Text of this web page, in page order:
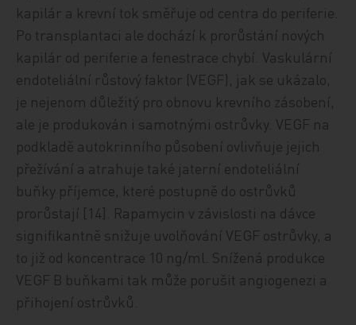
kapilár a krevní tok směřuje od centra do periferie.
Po transplantaci ale dochází k prorůstání nových
kapilár od periferie a fenestrace chybí. Vaskulární
endoteliální růstový faktor (VEGF), jak se ukázalo,
je nejenom důležitý pro obnovu krevního zásobení,
ale je produkován i samotnými ostrůvky. VEGF na
podkladě autokrinního působení ovlivňuje jejich
přežívání a atrahuje také jaterní endoteliální
buňky příjemce, které postupně do ostrůvků
prorůstají [14]. Rapamycin v závislosti na dávce
signifikantně snižuje uvolňování VEGF ostrůvky, a
to již od koncentrace 10 ng/ml. Snížená produkce
VEGF B buňkami tak může porušit angiogenezi a
přihojení ostrůvků.